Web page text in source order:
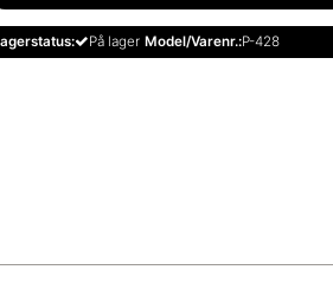
På lager Model/Varenr.:P-428